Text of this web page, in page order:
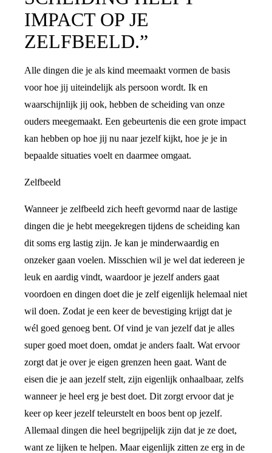
IMPACT OP JE
ZELFBEELD.”
Alle dingen die je als kind meemaakt vormen de basis
voor hoe jij uiteindelijk als persoon wordt. Ik en
waarschijnlijk jij ook, hebben de scheiding van onze
ouders meegemaakt. Een gebeurtenis die een grote impact
kan hebben op hoe jij nu naar jezelf kijkt, hoe je je in
bepaalde situaties voelt en daarmee omgaat.
Zelfbeeld
Wanneer je zelfbeeld zich heeft gevormd naar de lastige
dingen die je hebt meegekregen tijdens de scheiding kan
dit soms erg lastig zijn. Je kan je minderwaardig en
onzeker gaan voelen. Misschien wil je wel dat iedereen je
leuk en aardig vindt, waardoor je jezelf anders gaat
voordoen en dingen doet die je zelf eigenlijk helemaal niet
wil doen. Zodat je een keer de bevestiging krijgt dat je
wél goed genoeg bent. Of vind je van jezelf dat je alles
super goed moet doen, omdat je anders faalt. Wat ervoor
zorgt dat je over je eigen grenzen heen gaat. Want de
eisen die je aan jezelf stelt, zijn eigenlijk onhaalbaar, zelfs
wanneer je heel erg je best doet. Dit zorgt ervoor dat je
keer op keer jezelf teleurstelt en boos bent op jezelf.
Allemaal dingen die heel begrijpelijk zijn dat je ze doet,
want ze lijken te helpen. Maar eigenlijk zitten ze erg in de